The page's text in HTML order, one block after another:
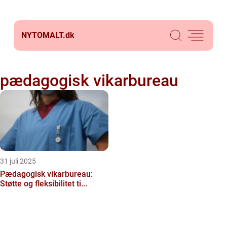
NYTOMALT.dk
pædagogisk vikarbureau
31 juli 2025
Pædagogisk vikarbureau:
Støtte og fleksibilitet ti...